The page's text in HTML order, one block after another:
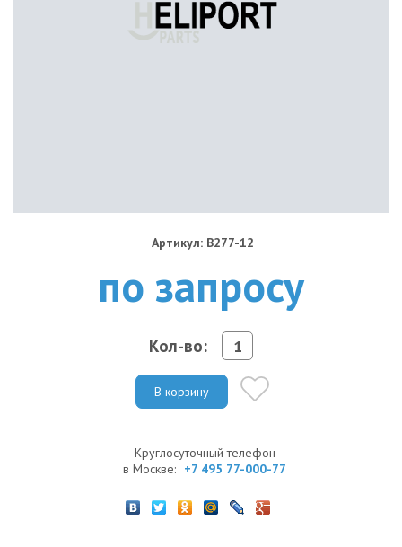
Артикул: B277-12
по запросу
Кол-во:
В корзину
Круглосуточный телефон
в Москве: +7 495 77-000-77